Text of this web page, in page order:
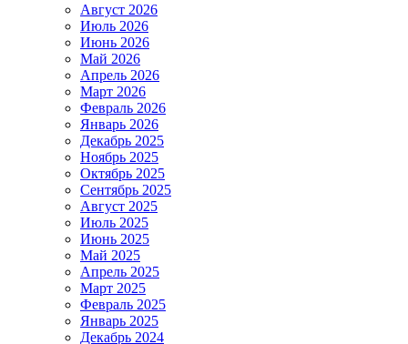
Август 2026
Июль 2026
Июнь 2026
Май 2026
Апрель 2026
Март 2026
Февраль 2026
Январь 2026
Декабрь 2025
Ноябрь 2025
Октябрь 2025
Сентябрь 2025
Август 2025
Июль 2025
Июнь 2025
Май 2025
Апрель 2025
Март 2025
Февраль 2025
Январь 2025
Декабрь 2024